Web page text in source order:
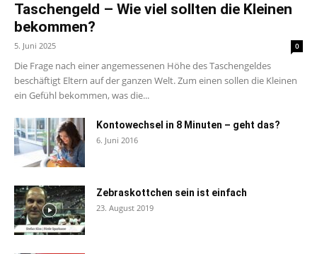
Taschengeld – Wie viel sollten die Kleinen
bekommen?
5. Juni 2025 0
Die Frage nach einer angemessenen Höhe des Taschengeldes
beschäftigt Eltern auf der ganzen Welt. Zum einen sollen die Kleinen
ein Gefühl bekommen, was die...
Kontowechsel in 8 Minuten – geht das?
6. Juni 2016
Zebraskottchen sein ist einfach
23. August 2019